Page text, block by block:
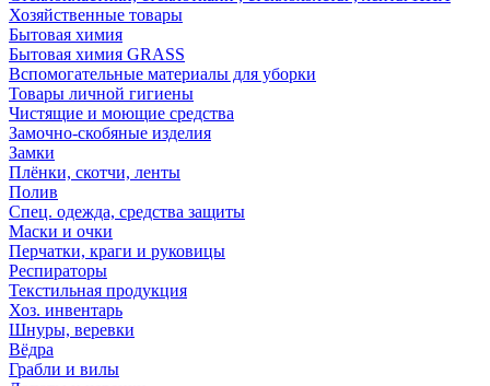
Хозяйственные товары
Бытовая химия
Бытовая химия GRASS
Вспомогательные материалы для уборки
Товары личной гигиены
Чистящие и моющие средства
Замочно-скобяные изделия
Замки
Плёнки, скотчи, ленты
Полив
Спец. одежда, средства защиты
Маски и очки
Перчатки, краги и руковицы
Респираторы
Текстильная продукция
Хоз. инвентарь
Шнуры, веревки
Вёдра
Грабли и вилы